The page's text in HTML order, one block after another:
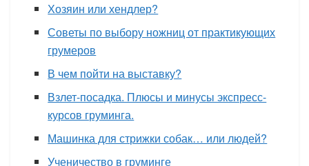
Хозяин или хендлер?
Советы по выбору ножниц от практикующих
грумеров
В чем пойти на выставку?
Взлет-посадка. Плюсы и минусы экспресс-
курсов груминга.
Машинка для стрижки собак… или людей?
Ученичество в груминге